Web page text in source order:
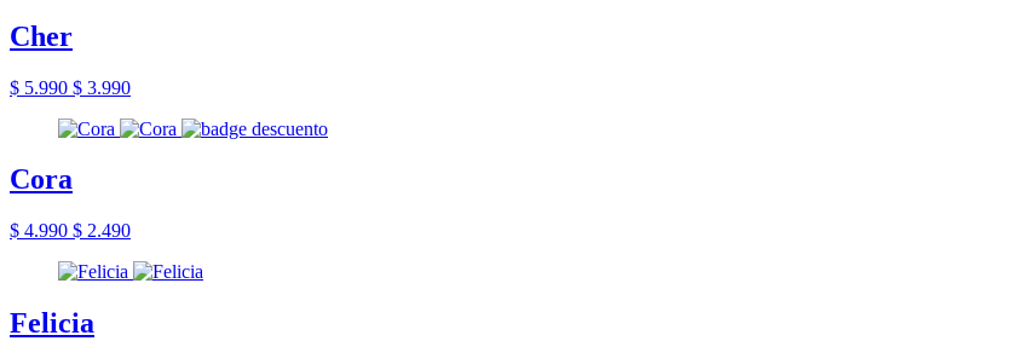
Cher
$ 5.990 $ 3.990
Cora
$ 4.990 $ 2.490
Felicia